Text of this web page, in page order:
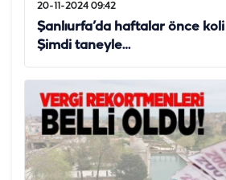
20-11-2024 09:42
Şanlıurfa’da haftalar önce koli
Şimdi taneyle…